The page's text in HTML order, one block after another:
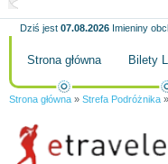
Dziś jest 07.08.2026 Imieniny
Strona główna Bilety
Strona główna » Strefa Podróżnika »